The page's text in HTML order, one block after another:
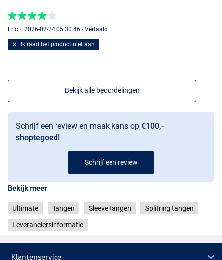
Eric + 2026-02-24 05:30:46 - Vertaald
Ik raad het product niet aan
Bekijk alle beoordelingen
Schrijf een review en maak kans op €100,-
shoptegoed!
Schrijf een review
Bekijk meer
Ultimate Tangen Sleeve tangen Splitring tangen
Leveranciersinformatie
Klantenservice